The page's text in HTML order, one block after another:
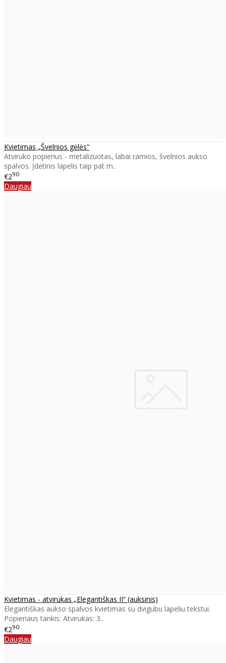
Kvietimas „Švelnios gėlės“
Atviruko popierius - metalizuotas, labai ramios, švelnios aukso
spalvos. Įdėtinis lapelis taip pat m..
€290
Daugiau
Kvietimas - atvirukas „Elegantiškas II“ (auksinis)
Elegantiškas aukso spalvos kvietimas su dvigubu lapeliu tekstui.
Popieriaus tankis: Atvirukas: 3..
€290
Daugiau